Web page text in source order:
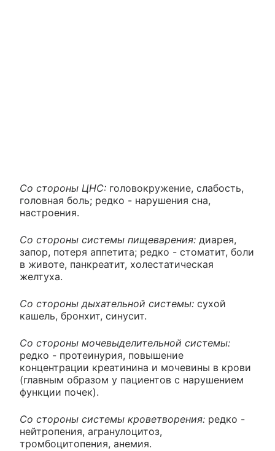
Со стороны ЦНС: головокружение, слабость,
головная боль; редко - нарушения сна,
настроения.
Со стороны системы пищеварения: диарея,
запор, потеря аппетита; редко - стоматит, боли
в животе, панкреатит, холестатическая
желтуха.
Со стороны дыхательной системы: сухой
кашель, бронхит, синусит.
Со стороны мочевыделительной системы:
редко - протеинурия, повышение
концентрации креатинина и мочевины в крови
(главным образом у пациентов с нарушением
функции почек).
Со стороны системы кроветворения: редко -
нейтропения, агранулоцитоз,
тромбоцитопения, анемия.